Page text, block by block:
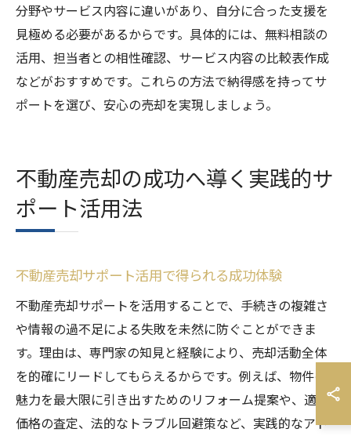
分野やサービス内容に違いがあり、自分に合った支援を
見極める必要があるからです。具体的には、無料相談の
活用、担当者との相性確認、サービス内容の比較表作成
などがおすすめです。これらの方法で納得感を持ってサ
ポートを選び、安心の売却を実現しましょう。
不動産売却の成功へ導く実践的サ
ポート活用法
不動産売却サポート活用で得られる成功体験
不動産売却サポートを活用することで、手続きの複雑さ
や情報の過不足による失敗を未然に防ぐことができま
す。理由は、専門家の知見と経験により、売却活動全体
を的確にリードしてもらえるからです。例えば、物件の
魅力を最大限に引き出すためのリフォーム提案や、適正
価格の査定、法的なトラブル回避策など、実践的なアド